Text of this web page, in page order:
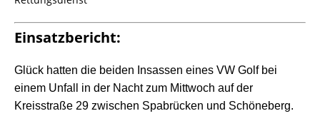
Einsatzbericht:
Glück hatten die beiden Insassen eines VW Golf bei
einem Unfall in der Nacht zum Mittwoch auf der
Kreisstraße 29 zwischen Spabrücken und Schöneberg.